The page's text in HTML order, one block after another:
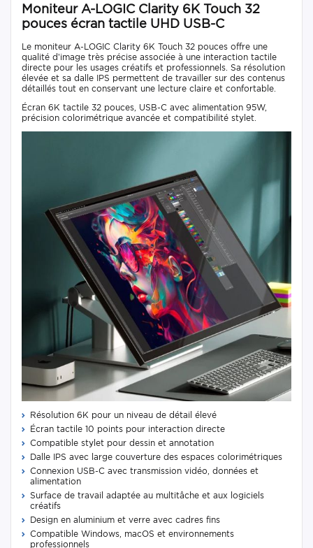
Moniteur A-LOGIC Clarity 6K Touch 32
pouces écran tactile UHD USB-C
Le moniteur A-LOGIC Clarity 6K Touch 32 pouces offre une
qualité d’image très précise associée à une interaction tactile
directe pour les usages créatifs et professionnels. Sa résolution
élevée et sa dalle IPS permettent de travailler sur des contenus
détaillés tout en conservant une lecture claire et confortable.
Écran 6K tactile 32 pouces, USB-C avec alimentation 95W,
précision colorimétrique avancée et compatibilité stylet.
Résolution 6K pour un niveau de détail élevé
Écran tactile 10 points pour interaction directe
Compatible stylet pour dessin et annotation
Dalle IPS avec large couverture des espaces colorimétriques
Connexion USB-C avec transmission vidéo, données et
alimentation
Surface de travail adaptée au multitâche et aux logiciels
créatifs
Design en aluminium et verre avec cadres fins
Compatible Windows, macOS et environnements
professionnels